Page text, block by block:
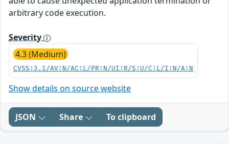
arbitrary code execution.
Severity
4.3 (Medium)
CVSS:3.1/AV:N/AC:L/PR:N/UI:R/S:U/C:L/I:N/A:N
Show details on source website
JSON Share To clipboard